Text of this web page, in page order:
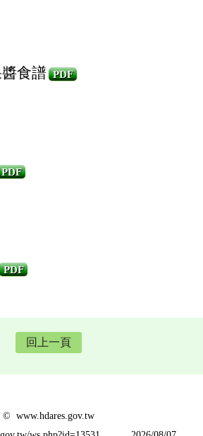
食譜 PDF
PDF
PDF
回上一頁
© www.hdares.gov.tw